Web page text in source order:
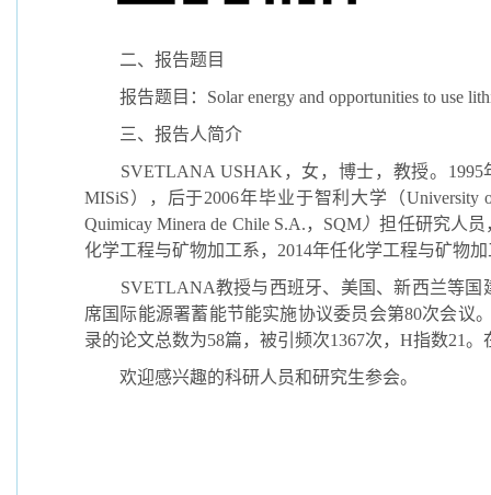
二、报告题目
报告题目： Solar energy and opportunities to use
三、报告人简介
SVETLANA USHAK ，女，博士，教授。 1995
MISiS），后于2006年毕业于智利大学（University
Quimicay Minera de Chile S.A.， SQM）担任研究人
化学工程与矿物加工系， 2014年任化学工程与矿物
SVETLANA教授与西班牙、美国、新西兰等
席国际能源署蓄能节能实施协议委员会第80次会议
录的论文总数为58篇，被引频次1367次， H指数21。
欢迎感兴趣的科研人员和研究生参会。